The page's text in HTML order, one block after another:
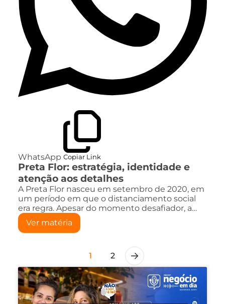
WhatsApp Copiar Link
Preta Flor: estratégia, identidade e
atenção aos detalhes
A Preta Flor nasceu em setembro de 2020, em
um período em que o distanciamento social
era regra. Apesar do momento desafiador, a…
Ver matéria
1 2